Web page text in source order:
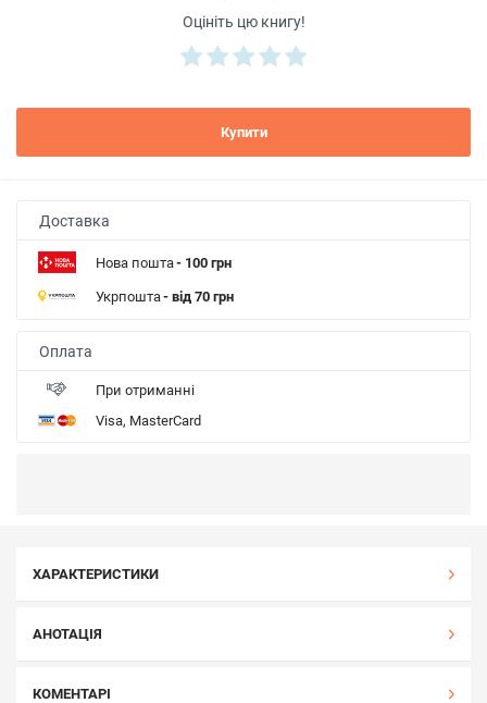
Оцініть цю книгу!
Купити
Доставка
Нова пошта- 100 грн
Укрпошта- від 70 грн
Оплата
При отриманні
Visa, MasterCard
ХАРАКТЕРИСТИКИ
АНОТАЦІЯ
КОМЕНТАРІ